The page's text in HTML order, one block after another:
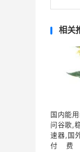
相关
国内能
问谷歌,
速器,国
付